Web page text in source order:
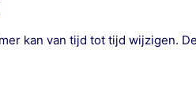
kan van tijd tot tijd wijzigen.